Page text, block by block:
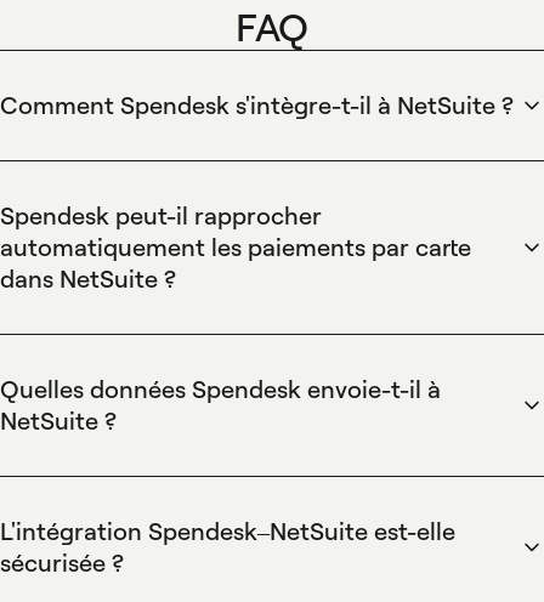
FAQ
Comment Spendesk s'intègre-t-il à NetSuite ?
transactions de dépenses, factures et reçus vers NetSuite.
Le mappage des comptes et des dimensions est
configurable ; les exportations peuvent être programmées
ou déclenchées manuellement pour le rapprochement et la
clôture.
Spendesk peut-il rapprocher
automatiquement les paiements par carte
dans NetSuite ?
codes nécessaires pour permettre le rapprochement dans
NetSuite ; l'automatisation complète du rapprochement
dépend de la configuration NetSuite et des règles de
correspondance.
Quelles données Spendesk envoie-t-il à
NetSuite ?
codes comptables, centres de coût et pièces jointes (reçus,
factures) selon le mappage configuré.
L'intégration Spendesk–NetSuite est-elle
sécurisée ?